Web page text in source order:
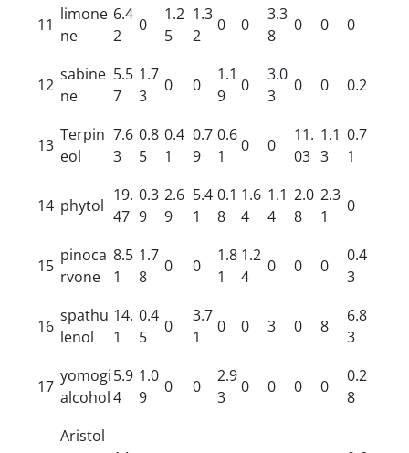
11
limone
ne
6.4
2
0
1.2
5
1.3
2
0 0
3.3
8
0 0 0
12
sabine
ne
5.5
7
1.7
3
0 0
1.1
9
0
3.0
3
0 0 0.2
13
Terpin
eol
7.6
3
0.8
5
0.4
1
0.7
9
0.6
1
0 0
11.
03
1.1
3
0.7
1
14 phytol
19.
47
0.3
9
2.6
9
5.4
1
0.1
8
1.6
4
1.1
4
2.0
8
2.3
1
0
15
pinoca
rvone
8.5
1
1.7
8
0 0
1.8
1
1.2
4
0 0 0
0.4
3
16
spathu
lenol
14.
1
0.4
5
0
3.7
1
0 0 3 0 8
6.8
3
17
yomogi
alcohol
5.9
4
1.0
9
0 0
2.9
3
0 0 0 0
0.2
8
Aristol